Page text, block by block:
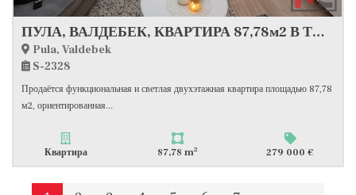
ПУЛА, ВАЛДЕБЕК, КВАРТИРА 87,78м2 В ТИХОМ РАЙОНЕ
Pula, Valdebek
S-2328
Продаётся функциональная и светлая двухэтажная квартира площадью 87,78
м2, ориентированная...
Квартира 87,78 m2 279 000 €